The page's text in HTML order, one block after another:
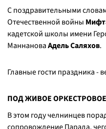
С поздравительными
Отечественной войны
кадетской школы имени
МаннановаАдель Саляхов.
Главные гости праздника -
ПОД ЖИВОЕ
В этом году челнинцев